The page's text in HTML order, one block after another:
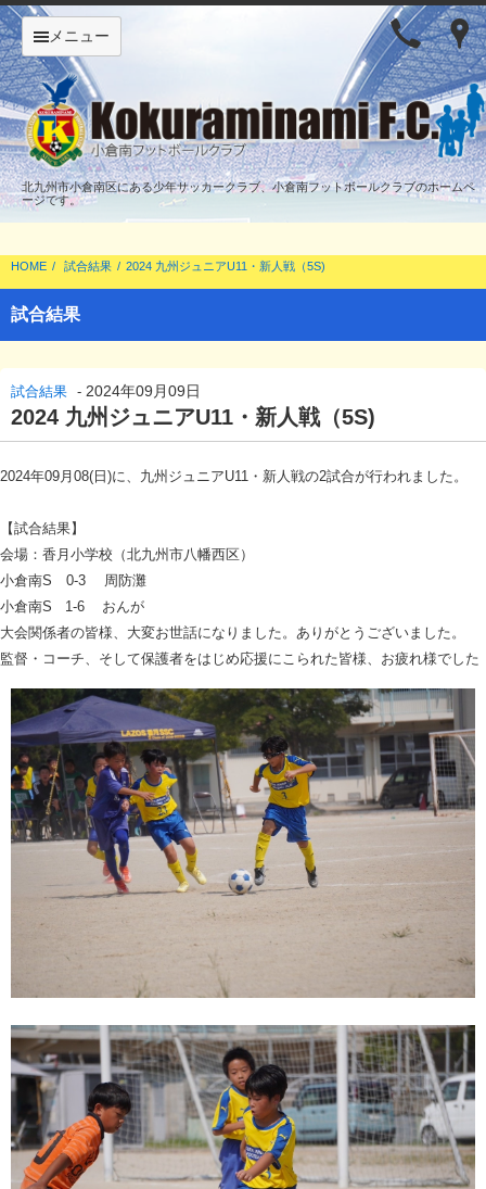
メニュー
北九州市小倉南区にある少年サッカークラブ、小倉南フットボールクラブのホームペ
ージです。
HOME 試合結果 2024 九州ジュニアU11・新人戦（5S)
試合結果
試合結果 - 2024年09月09日
2024 九州ジュニアU11・新人戦（5S)
2024年09月08(日)に、九州ジュニアU11・新人戦の2試合が行われました。
【試合結果】
会場：香月小学校（北九州市八幡西区）
小倉南S 0-3 周防灘
小倉南S 1-6 おんが
大会関係者の皆様、大変お世話になりました。ありがとうございました。
監督・コーチ、そして保護者をはじめ応援にこられた皆様、お疲れ様でした